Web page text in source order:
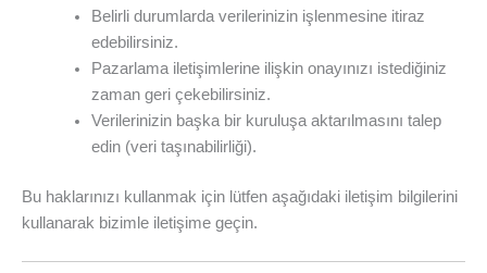
Belirli durumlarda verilerinizin işlenmesine itiraz
edebilirsiniz.
Pazarlama iletişimlerine ilişkin onayınızı istediğiniz
zaman geri çekebilirsiniz.
Verilerinizin başka bir kuruluşa aktarılmasını talep
edin (veri taşınabilirliği).
Bu haklarınızı kullanmak için lütfen aşağıdaki iletişim bilgilerini
kullanarak bizimle iletişime geçin.